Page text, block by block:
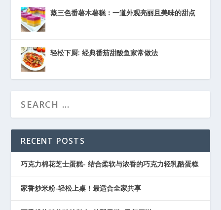
蒸三色番薯木薯糕：一道外观亮丽且美味的甜点
轻松下厨: 经典番茄甜酸鱼家常做法
RECENT POSTS
巧克力棉花芝士蛋糕- 结合柔软与浓香的巧克力轻乳酪蛋糕
家香炒米粉-轻松上桌！最适合全家共享